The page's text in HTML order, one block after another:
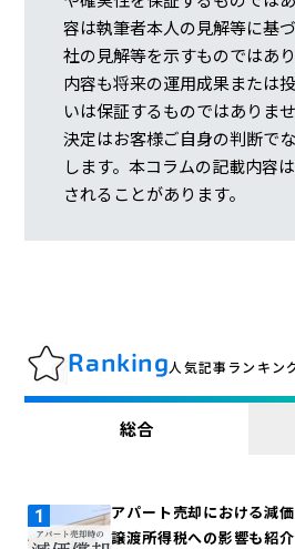
容は執筆者本人の見解等に基
社の見解等を示すものではあ
内容も将来の運用成果または
いは保証するものではありま
決定はお客様ご自身の判断で
します。本コラムの記載内容
されることがあります。
Ranking人気記事ランキン
総合
アパート売却における減
譲渡所得税への影響も紹介